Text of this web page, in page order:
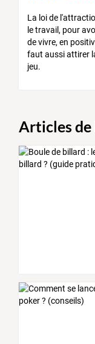
La loi de
le travail, pour
de vivre, en
faut aussi attirer
jeu.
Articles de